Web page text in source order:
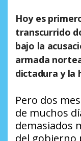
Hoy es
transcurrido
bajo la
armada
dictadura y la
Pero dos
de muchos
demasiados
del gobierno